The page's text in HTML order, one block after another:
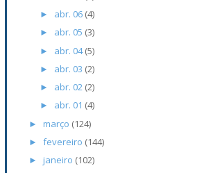
► abr. 06 (4)
► abr. 05 (3)
► abr. 04(5)
► abr. 03 (2)
► abr. 02 (2)
► abr. 01 (4)
► março (124)
►fevereiro (144)
► janeiro (102)